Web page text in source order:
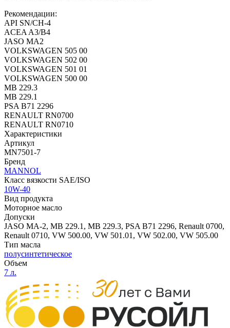
Рекомендации:
API SN/CH-4
ACEA A3/B4
JASO MA2
VOLKSWAGEN 505 00
VOLKSWAGEN 502 00
VOLKSWAGEN 501 01
VOLKSWAGEN 500 00
MB 229.3
MB 229.1
PSA B71 2296
RENAULT RN0700
RENAULT RN0710
Характеристики
Артикул
MN7501-7
Бренд
MANNOL
Класс вязкости SAE/ISO
10W-40
Вид продукта
Моторное масло
Допуски
JASO MA-2, MB 229.1, MB 229.3, PSA B71 2296, Renault 0700,
Renault 0710, VW 500.00, VW 501.01, VW 502.00, VW 505.00
Тип масла
полусинтетическое
Объем
7 л.